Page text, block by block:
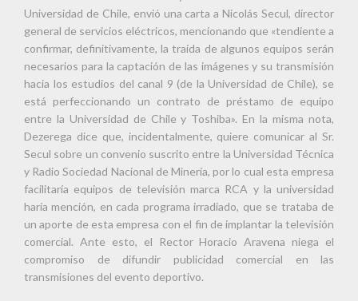
Universidad de Chile, envió una carta a Nicolás Secul, director
general de servicios eléctricos, mencionando que «tendiente a
confirmar, definitivamente, la traída de algunos equipos serán
necesarios para la captación de las imágenes y su transmisión
hacia los estudios del canal 9 (de la Universidad de Chile), se
está perfeccionando un contrato de préstamo de equipo
entre la Universidad de Chile y Toshiba». En la misma nota,
Dezerega dice que, incidentalmente, quiere comunicar al Sr.
Secul sobre un convenio suscrito entre la Universidad Técnica
y Radio Sociedad Nacional de Minería, por lo cual esta empresa
facilitaría equipos de televisión marca RCA y la universidad
haría mención, en cada programa irradiado, que se trataba de
un aporte de esta empresa con el fin de implantar la televisión
comercial. Ante esto, el Rector Horacio Aravena niega el
compromiso de difundir publicidad comercial en las
transmisiones del evento deportivo.